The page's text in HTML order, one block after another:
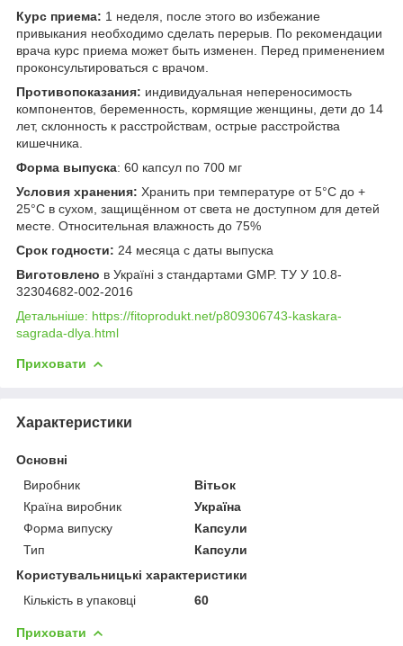
Курс приема: 1 неделя, после этого во избежание
привыкания необходимо сделать перерыв. По рекомендации
врача курс приема может быть изменен. Перед применением
проконсультироваться с врачом.
Противопоказания: индивидуальная непереносимость
компонентов, беременность, кормящие женщины, дети до 14
лет, склонность к расстройствам, острые расстройства
кишечника.
Форма выпуска: 60 капсул по 700 мг
Условия хранения: Хранить при температуре от 5°С до +
25°С в сухом, защищённом от света не доступном для детей
месте. Относительная влажность до 75%
Срок годности: 24 месяца с даты выпуска
Виготовлено в Україні з стандартами GMP. ТУ У 10.8-
32304682-002-2016
Детальніше: https://fitoprodukt.net/p809306743-kaskara-
sagrada-dlya.html
Приховати
Характеристики
Основні
Виробник
Вітьок
Країна виробник
Україна
Форма випуску
Капсули
Тип
Капсули
Користувальницькі характеристики
Кількість в упаковці
60
Приховати